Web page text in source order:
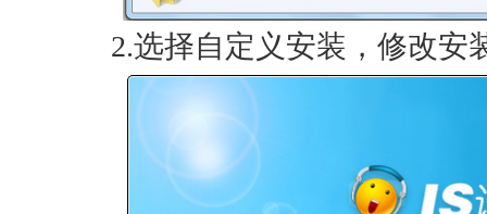
2.选择自定义安装，修改安